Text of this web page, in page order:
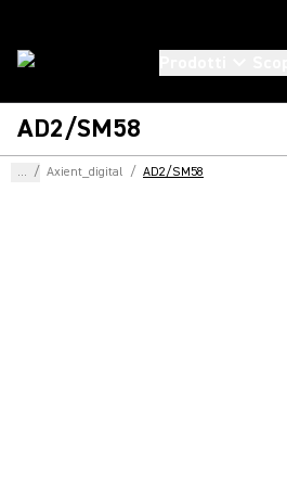
AD2/SM58
... / Axient_digital / AD2/SM58